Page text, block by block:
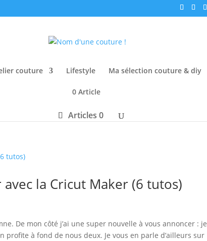
couture Lifestyle Ma sélection couture & diy
0 Article
Articles 0
la Cricut Maker (6 tutos)
De mon côté j’ai une super nouvelle à vous annoncer : je
à fond de nous deux. Je vous en parle d’ailleurs sur